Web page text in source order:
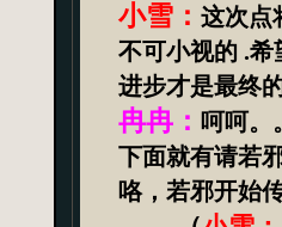
小雪：这次点
不可小视的 .希
进步才是最终
冉冉：呵呵。
下面就有请若
咯，若邪开始